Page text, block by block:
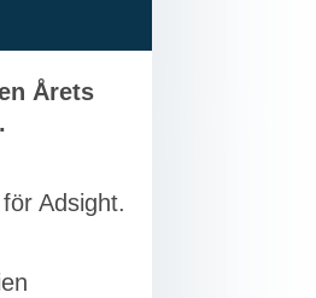
Årets
Adsight.